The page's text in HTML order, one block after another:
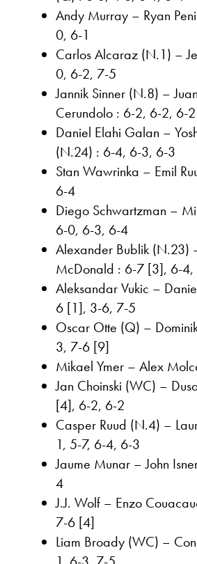
Andy Murray – Ryan
0, 6-1
Carlos Alcaraz (N.1) –
0, 6-2, 7-5
Jannik Sinner (N.8) –
Cerundolo : 6-2, 6-2, 6-2
Daniel Elahi Galan –
(N.24) : 6-4, 6-3, 6-3
Stan Wawrinka – Emil
6-4
Diego Schwartzman –
6-0, 6-3, 6-4
Alexander Bublik (N.23)
McDonald : 6-7 [3], 6-
Aleksandar Vukic –
6 [1], 3-6, 7-5
Oscar Otte (Q) –
3, 7-6 [9]
Mikael Ymer – Alex
Jan Choinski (WC) –
[4], 6-2, 6-2
Casper Ruud (N.4) –
1, 5-7, 6-4, 6-3
Jaume Munar – John
4
J.J. Wolf – Enzo
7-6 [4]
Liam Broady (WC) –